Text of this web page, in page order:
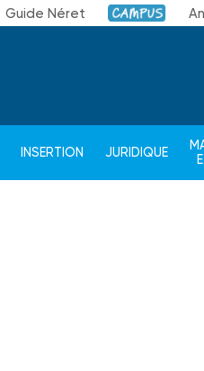
Guide Néret Campus
INSERTION JURIDIQUE